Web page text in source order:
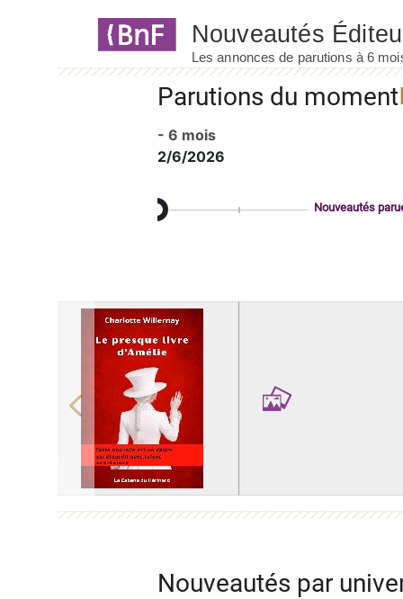
Parutions du moment
- 6 mois
2/6/2026
Nouveautés
Previous
Nouveautés par